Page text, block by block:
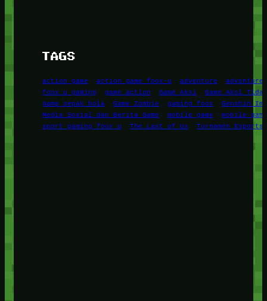
TAGS
action game action game foox-u adventure
adventure
foox u gaming
game action Game Aksi
Game Aksi Tidak
game sepak bola
Game Zombie gaming foox
Genshin
Media Sosial dan Berita Game
mobile game
mobile
sport gaming foox u
The Last of Us Turnamen Esports